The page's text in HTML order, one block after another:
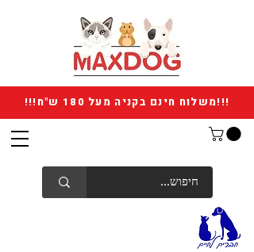
!!!משלוח חינם בקניה מעל 180 ש"ח!!!